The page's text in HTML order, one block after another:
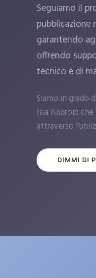
Seguiamo il
pubblicazione
garantendo
offrendo
tecnico e di
Siamo in grado
(sia Android
attraverso
DIMMI DI